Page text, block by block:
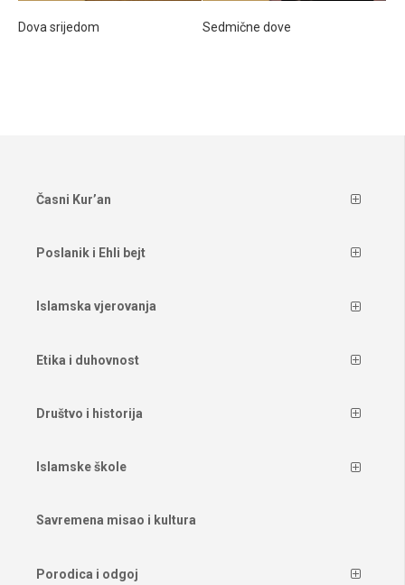
Dova srijedom Sedmične dove
Časni Kur’an
Poslanik i Ehli bejt
Islamska vjerovanja
Etika i duhovnost
Društvo i historija
Islamske škole
Savremena misao i kultura
Porodica i odgoj